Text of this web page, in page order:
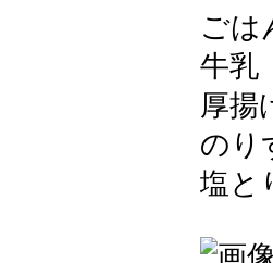
ごは
牛乳
厚揚
のり
塩と